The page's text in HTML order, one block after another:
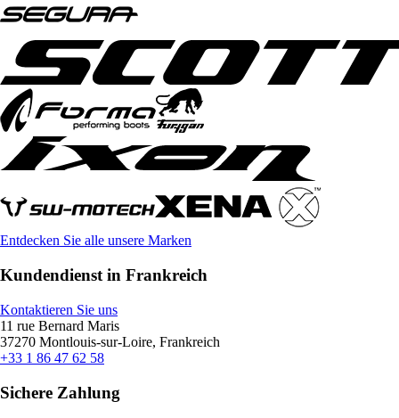
Entdecken Sie alle unsere Marken
Kundendienst in Frankreich
Kontaktieren Sie uns
11 rue Bernard Maris
37270 Montlouis-sur-Loire, Frankreich
+33 1 86 47 62 58
Sichere Zahlung